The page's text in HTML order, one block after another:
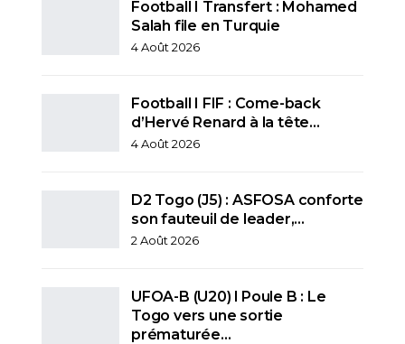
Football I Transfert : Mohamed
Salah file en Turquie
4 Août 2026
Football I FIF : Come-back
d’Hervé Renard à la tête…
4 Août 2026
D2 Togo (J5) : ASFOSA conforte
son fauteuil de leader,…
2 Août 2026
UFOA-B (U20) l Poule B : Le
Togo vers une sortie
prématurée…